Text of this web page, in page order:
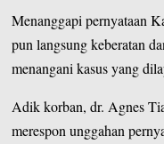
Menanggapi pernyataan
pun langsung keberatan
menangani kasus yang
Adik korban, dr. Agnes
merespon unggahan